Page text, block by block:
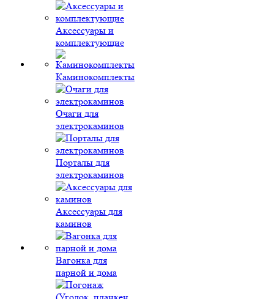
Аксессуары и
комплектующие
Каминокомплекты
Очаги для
электрокаминов
Порталы для
электрокаминов
Аксессуары для
каминов
Вагонка для
парной и дома